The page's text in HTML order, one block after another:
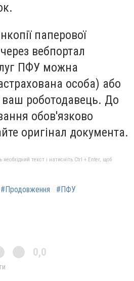
паперової
вебпортал
ПФУ можна
особа) або
роботодавець. До
обов'язково
оригінал документа.
текст і натисніть Ctrl + Enter, щоб
#Продовження #ПФУ
0,0